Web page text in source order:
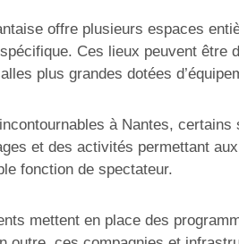
offre plusieurs espaces
Ces lieux peuvent
plus grandes dotées
à Nantes,
et des activités permettant
fonction de spectateur.
mettent en place des